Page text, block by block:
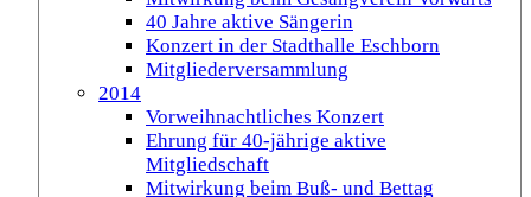
40 Jahre aktive Sängerin
Konzert in der Stadthalle Eschborn
Mitgliederversammlung
2014
Vorweihnachtliches Konzert
Ehrung für 40-jährige aktive
Mitgliedschaft
Mitwirkung beim Buß- und Bettag